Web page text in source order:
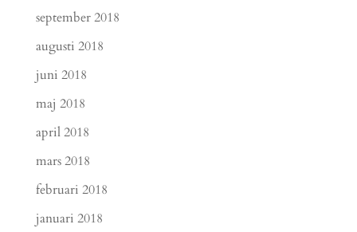
september 2018
augusti 2018
juni 2018
maj 2018
april 2018
mars 2018
februari 2018
januari 2018